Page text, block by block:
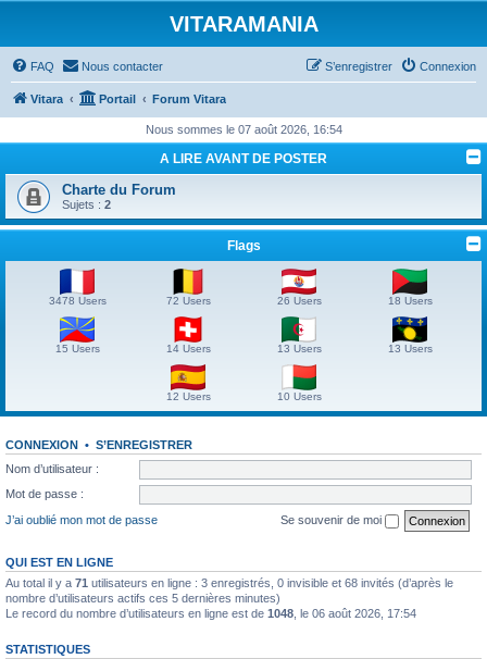
VITARAMANIA
FAQ Nous contacter Connexion
S’enregistrer
Vitara Portail Forum Vitara
Nous sommes le 07 août 2026, 16:54
A LIRE AVANT DE POSTER
Charte du Forum
Sujets : 2
Flags
3478 Users 72 Users 26 Users 18 Users
15 Users 14 Users 13 Users 13 Users
12 Users 10 Users
CONNEXION • S’ENREGISTRER
Nom d’utilisateur :
Mot de passe :
J’ai oublié mon mot de passe
Se souvenir de moi
QUI EST EN LIGNE
Au total il y a 71 utilisateurs en ligne : 3 enregistrés, 0 invisible et 68 invités (d’après le
nombre d’utilisateurs actifs ces 5 dernières minutes)
Le record du nombre d’utilisateurs en ligne est de 1048 , le 06 août 2026, 17:54
STATISTIQUES